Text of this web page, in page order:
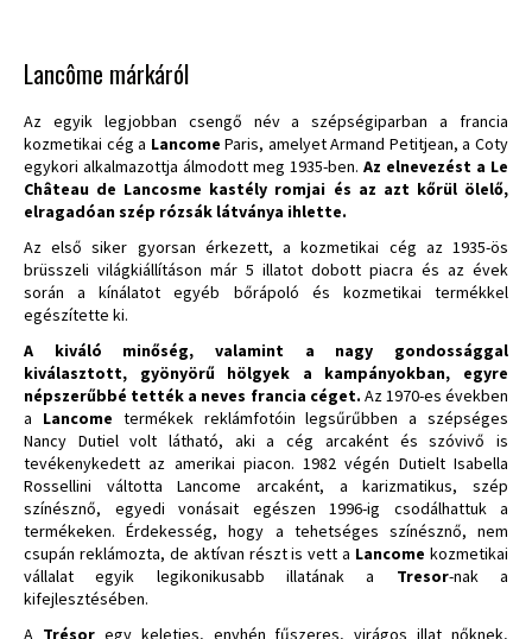
Lancôme márkáról
Az egyik legjobban csengő név a szépségiparban a francia
kozmetikai cég a Lancome Paris, amelyet Armand Petitjean, a Coty
egykori alkalmazottja álmodott meg 1935-ben. Az elnevezést a Le
Château de Lancosme kastély romjai és az azt kőrül ölelő,
elragadóan szép rózsák látványa ihlette.
Az első siker gyorsan érkezett, a kozmetikai cég az 1935-ös
brüsszeli világkiállításon már 5 illatot dobott piacra és az évek
során a kínálatot egyéb bőrápoló és kozmetikai termékkel
egészítette ki.
A kiváló minőség, valamint a nagy gondossággal
kiválasztott, gyönyörű hölgyek a kampányokban, egyre
népszerűbbé tették a neves francia céget. Az 1970-es években
a Lancome termékek reklámfotóin legsűrűbben a szépséges
Nancy Dutiel volt látható, aki a cég arcaként és szóvivő is
tevékenykedett az amerikai piacon. 1982 végén Dutielt Isabella
Rossellini váltotta Lancome arcaként, a karizmatikus, szép
színésznő, egyedi vonásait egészen 1996-ig csodálhattuk a
termékeken. Érdekesség, hogy a tehetséges színésznő, nem
csupán reklámozta, de aktívan részt is vett a Lancome kozmetikai
vállalat egyik legikonikusabb illatának a Tresor-nak a
kifejlesztésében.
A Trésoregy keleties, enyhén fűszeres, virágos illat nőknek,